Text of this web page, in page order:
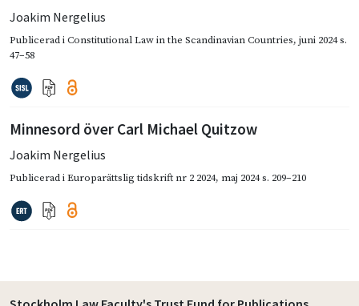
Joakim Nergelius
Publicerad iConstitutional Law in the Scandinavian Countries, juni 2024s.
47–58
Minnesord över Carl Michael Quitzow
Joakim Nergelius
Publicerad iEuroparättslig tidskrift nr 2 2024, maj 2024s. 209–210